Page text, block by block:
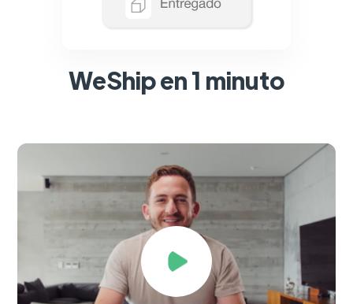
WeShip en 1 minuto